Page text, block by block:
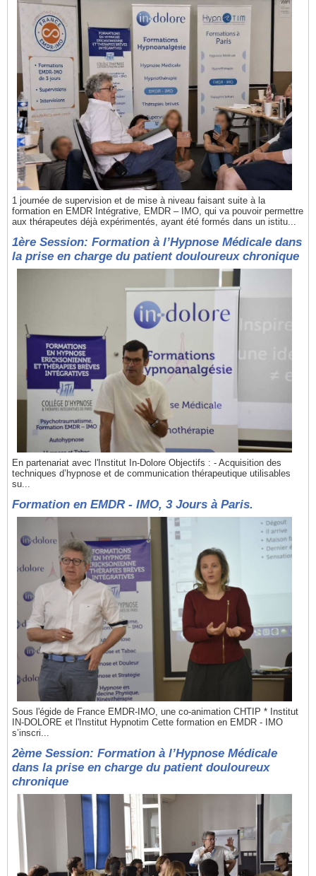
1 journée de supervision et de mise à niveau faisant suite à la
formation en EMDR Intégrative, EMDR – IMO, qui va pouvoir permettre
aux thérapeutes déjà expérimentés, ayant été formés dans un istitu...
1ère Session: Formation à l’Hypnose Médicale dans
la prise en charge du patient douloureux chronique
En partenariat avec l'Institut In-Dolore Objectifs : - Acquisition des
techniques d’hypnose et de communication thérapeutique utilisables
su...
Formation en EMDR - IMO, 3 Jours à Paris.
Sous l'égide de France EMDR-IMO, une co-animation CHTIP * Institut
IN-DOLORE et l'Institut Hypnotim Cette formation en EMDR - IMO
s’inscri...
2ème Session: Formation à l’Hypnose Médicale
dans la prise en charge du patient douloureux
chronique